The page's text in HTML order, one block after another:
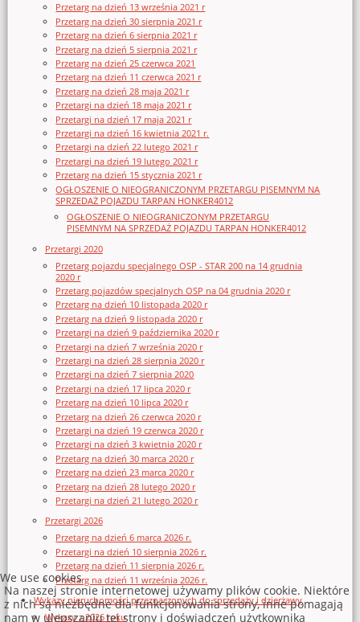
Przetarg na dzień 13 września 2021 r
Przetarg na dzień 30 sierpnia 2021 r
Przetarg na dzień 6 sierpnia 2021 r
Przetarg na dzień 5 sierpnia 2021 r
Przetarg na dzień 25 czerwca 2021
Przetarg na dzień 11 czerwca 2021 r
Przetarg na dzień 28 maja 2021 r
Przetargi na dzień 18 maja 2021 r
Przetargi na dzień 17 maja 2021 r
Przetargi na dzień 16 kwietnia 2021 r.
Przetargi na dzień 22 lutego 2021 r
Przetargi na dzień 19 lutego 2021 r
Przetarg na dzień 15 stycznia 2021 r
OGŁOSZENIE O NIEOGRANICZONYM PRZETARGU PISEMNYM NA
SPRZEDAŻ POJAZDU TARPAN HONKER4012
OGŁOSZENIE O NIEOGRANICZONYM PRZETARGU
PISEMNYM NA SPRZEDAŻ POJAZDU TARPAN HONKER4012
Przetargi 2020
Przetarg pojazdu specjalnego OSP - STAR 200 na 14 grudnia
2020 r
Przetarg pojazdów specjalnych OSP na 04 grudnia 2020 r
Przetarg na dzień 10 listopada 2020 r
Przetarg na dzień 9 listopada 2020 r
Przetargi na dzień 9 października 2020 r
Przetargi na dzień 7 września 2020 r
Przetargi na dzień 28 sierpnia 2020 r
Przetargi na dzień 7 sierpnia 2020
Przetargi na dzień 17 lipca 2020 r
Przetarg na dzień 10 lipca 2020 r
Przetarg na dzień 26 czerwca 2020 r
Przetargi na dzień 19 czerwca 2020 r
Przetargi na dzień 3 kwietnia 2020 r
Przetarg na dzień 30 marca 2020 r
Przetarg na dzień 23 marca 2020 r
Przetarg na dzień 28 lutego 2020 r
Przetargi na dzień 21 lutego 2020 r
Przetargi 2026
Przetarg na dzień 6 marca 2026 r.
Przetargi na dzień 10 sierpnia 2026 r.
Przetarg na dzień 11 sierpnia 2026 r.
Przetarg na dzień 11 września 2026 r.
Wykazy nieruchomości przeznaczonych do sprzedaży i dzierżawy
Wykazy z 2026 roku
We use cookies
Na naszej stronie internetowej używamy plików cookie. Niektóre
z nich są niezbędne dla funkcjonowania strony, inne pomagają
nam w ulepszaniu tej strony i doświadczeń użytkownika